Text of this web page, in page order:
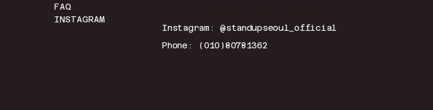
FAQ
INSTAGRAM
Instagram: @standupseoul_official
Phone: (010)80781362